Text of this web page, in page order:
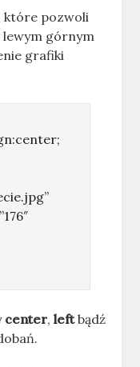
które pozwoli
górnym
grafiki
center, leftbądź